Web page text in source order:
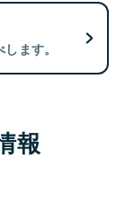
ます。
報